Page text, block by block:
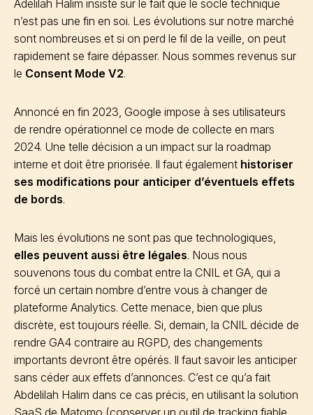
Adelilah Halim insiste sur le fait que le socle technique
n’est pas une fin en soi. Les évolutions sur notre marché
sont nombreuses et si on perd le fil de la veille, on peut
rapidement se faire dépasser. Nous sommes revenus sur
le Consent Mode V2.
Annoncé en fin 2023, Google impose à ses utilisateurs
de rendre opérationnel ce mode de collecte en mars
2024. Une telle décision a un impact sur la roadmap
interne et doit être priorisée. Il faut également historiser
ses modifications pour anticiper d’éventuels effets
de bords.
Mais les évolutions ne sont pas que technologiques,
elles peuvent aussi être légales. Nous nous
souvenons tous du combat entre la CNIL et GA, qui a
forcé un certain nombre d’entre vous à changer de
plateforme Analytics. Cette menace, bien que plus
discrète, est toujours réelle. Si, demain, la CNIL décide de
rendre GA4 contraire au RGPD, des changements
importants devront être opérés. Il faut savoir les anticiper
sans céder aux effets d’annonces. C’est ce qu’a fait
Abdelilah Halim dans ce cas précis, en utilisant la solution
SaaS de Matomo (conserver un outil de tracking fiable